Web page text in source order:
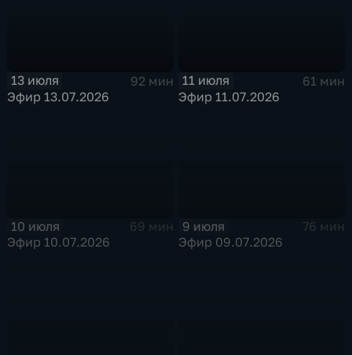
13 июля
92 мин
Эфир 13.07.2026
11 июля
61 мин
Эфир 11.07.2026
10 июля
69 мин
Эфир 10.07.2026
9 июля
76 мин
Эфир 09.07.2026